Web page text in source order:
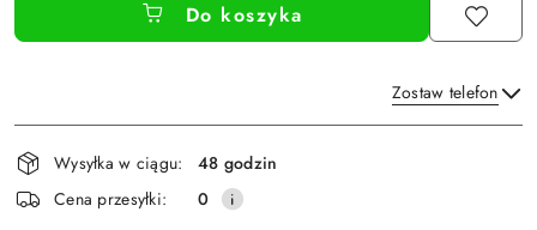
Do koszyka
Zostaw telefon
Wyślij
Dostępność
i
dostawa
Wysyłka w ciągu:
48 godzin
Cena przesyłki:
0